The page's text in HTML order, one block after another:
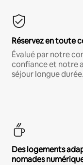
Réservez en toute
Évalué par notre
confiance et notre
séjour longue durée.
Des logements
nomades